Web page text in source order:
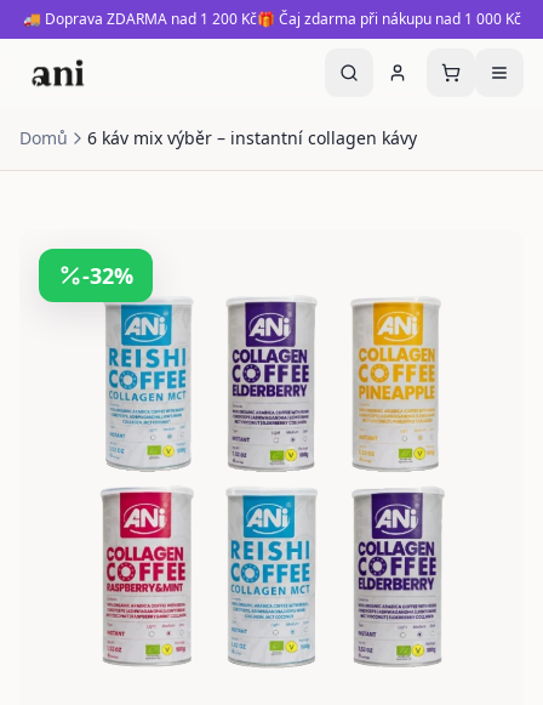
🚚 Doprava ZDARMA nad 1 200 Kč🎁 Čaj zdarma při nákupu nad 1 000 Kč
Domů 6 káv mix výběr – instantní collagen kávy
-32%